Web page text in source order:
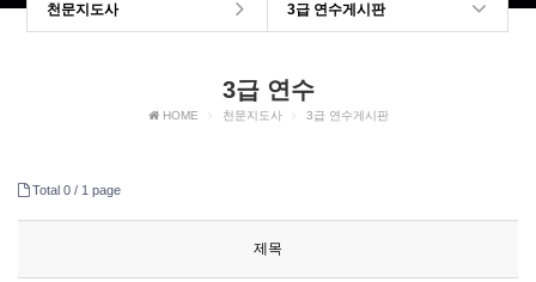
천문지도사 3급 연수게시판
3급 연수
HOME 천문지도사 3급 연수게시판
Total 0 / 1 page
제목